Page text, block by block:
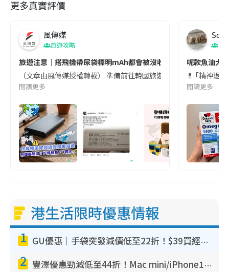
更多真實評價
風傳媒
旅遊攻略
旅遊注意｜搭飛機帶尿袋標明mAh都會被沒收😱出發前切記檢查
（文章由風傳媒授權轉載） 準備前往韓國旅遊的民眾，近期要
閱讀更多
Soul
呢款魚油大
💊 ｢精神返
閱讀更多
港生活限時優惠情報
1 GU優惠｜手袋突發減價低至22折！$39買經典波士頓包/餃子袋！飾物同步減價$29起！
2 豐澤優惠勁減低至44折！Mac mini/iPhone17Pro大減價！廚房家電$220起